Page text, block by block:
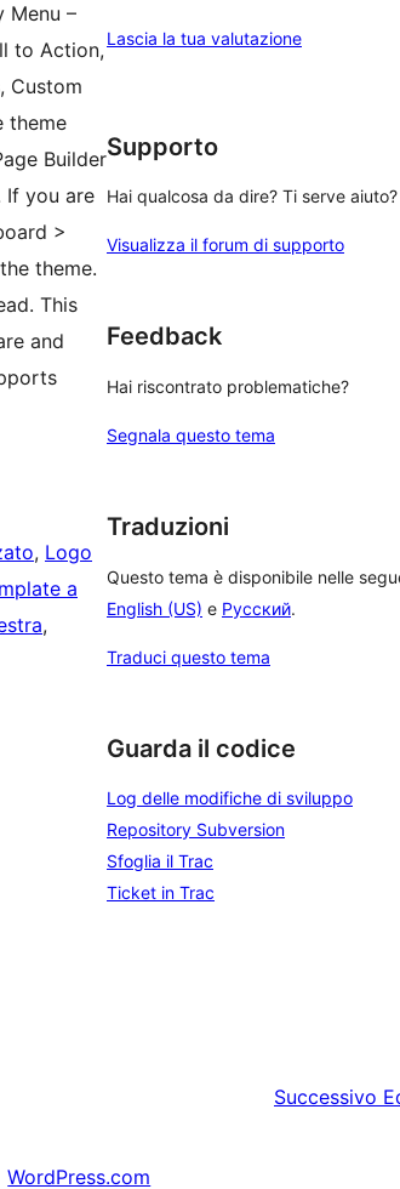
Menu –
to Action,
Custom
theme
Builder
If you are
>
theme.
This
and
, Logo
a
Lascia la tua valutazione
Supporto
Hai qualcosa da dire? Ti serve aiuto?
Visualizza il forum di supporto
Feedback
Hai riscontrato problematiche?
Segnala questo tema
Traduzioni
Questo tema è disponibile nelle
English (US) e Русский.
Traduci questo tema
Guarda il codice
Log delle modifiche di sviluppo
Repository Subversion
Sfoglia il Trac
Ticket in Trac
Successivo
WordPress.com